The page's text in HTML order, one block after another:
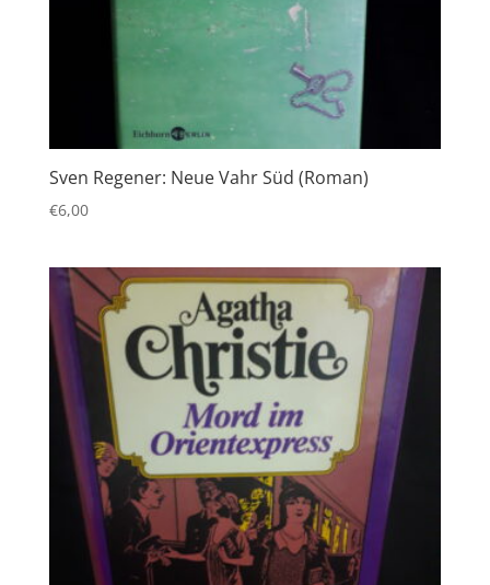
Sven Regener: Neue Vahr Süd (Roman)
€6,00